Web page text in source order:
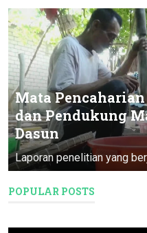
Mata
dan Pendukung
Dasun
POPULAR POSTS